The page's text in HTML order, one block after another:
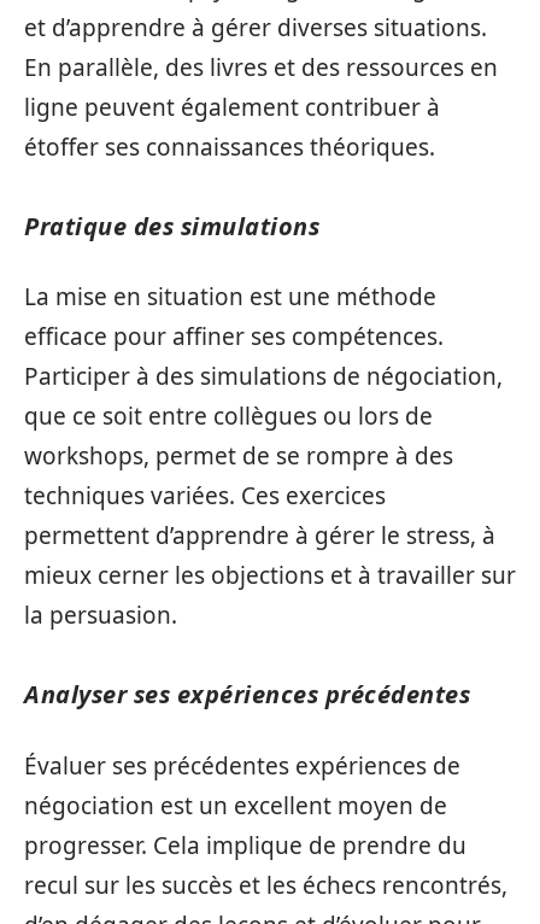
et d’apprendre à gérer diverses situations.
En parallèle, des livres et des ressources en
ligne peuvent également contribuer à
étoffer ses connaissances théoriques.
Pratique des simulations
La mise en situation est une méthode
efficace pour affiner ses compétences.
Participer à des simulations de négociation,
que ce soit entre collègues ou lors de
workshops, permet de se rompre à des
techniques variées. Ces exercices
permettent d’apprendre à gérer le stress, à
mieux cerner les objections et à travailler sur
la persuasion.
Analyser ses expériences précédentes
Évaluer ses précédentes expériences de
négociation est un excellent moyen de
progresser. Cela implique de prendre du
recul sur les succès et les échecs rencontrés,